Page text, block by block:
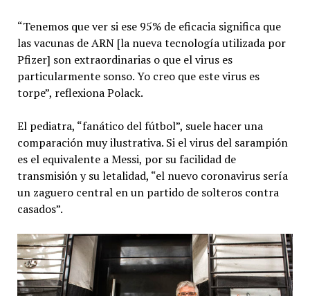
“Tenemos que ver si ese 95% de eficacia significa que
las vacunas de ARN [la nueva tecnología utilizada por
Pfizer] son extraordinarias o que el virus es
particularmente sonso. Yo creo que este virus es
torpe”, reflexiona Polack.
El pediatra, “fanático del fútbol”, suele hacer una
comparación muy ilustrativa. Si el virus del sarampión
es el equivalente a Messi, por su facilidad de
transmisión y su letalidad, “el nuevo coronavirus sería
un zaguero central en un partido de solteros contra
casados”.